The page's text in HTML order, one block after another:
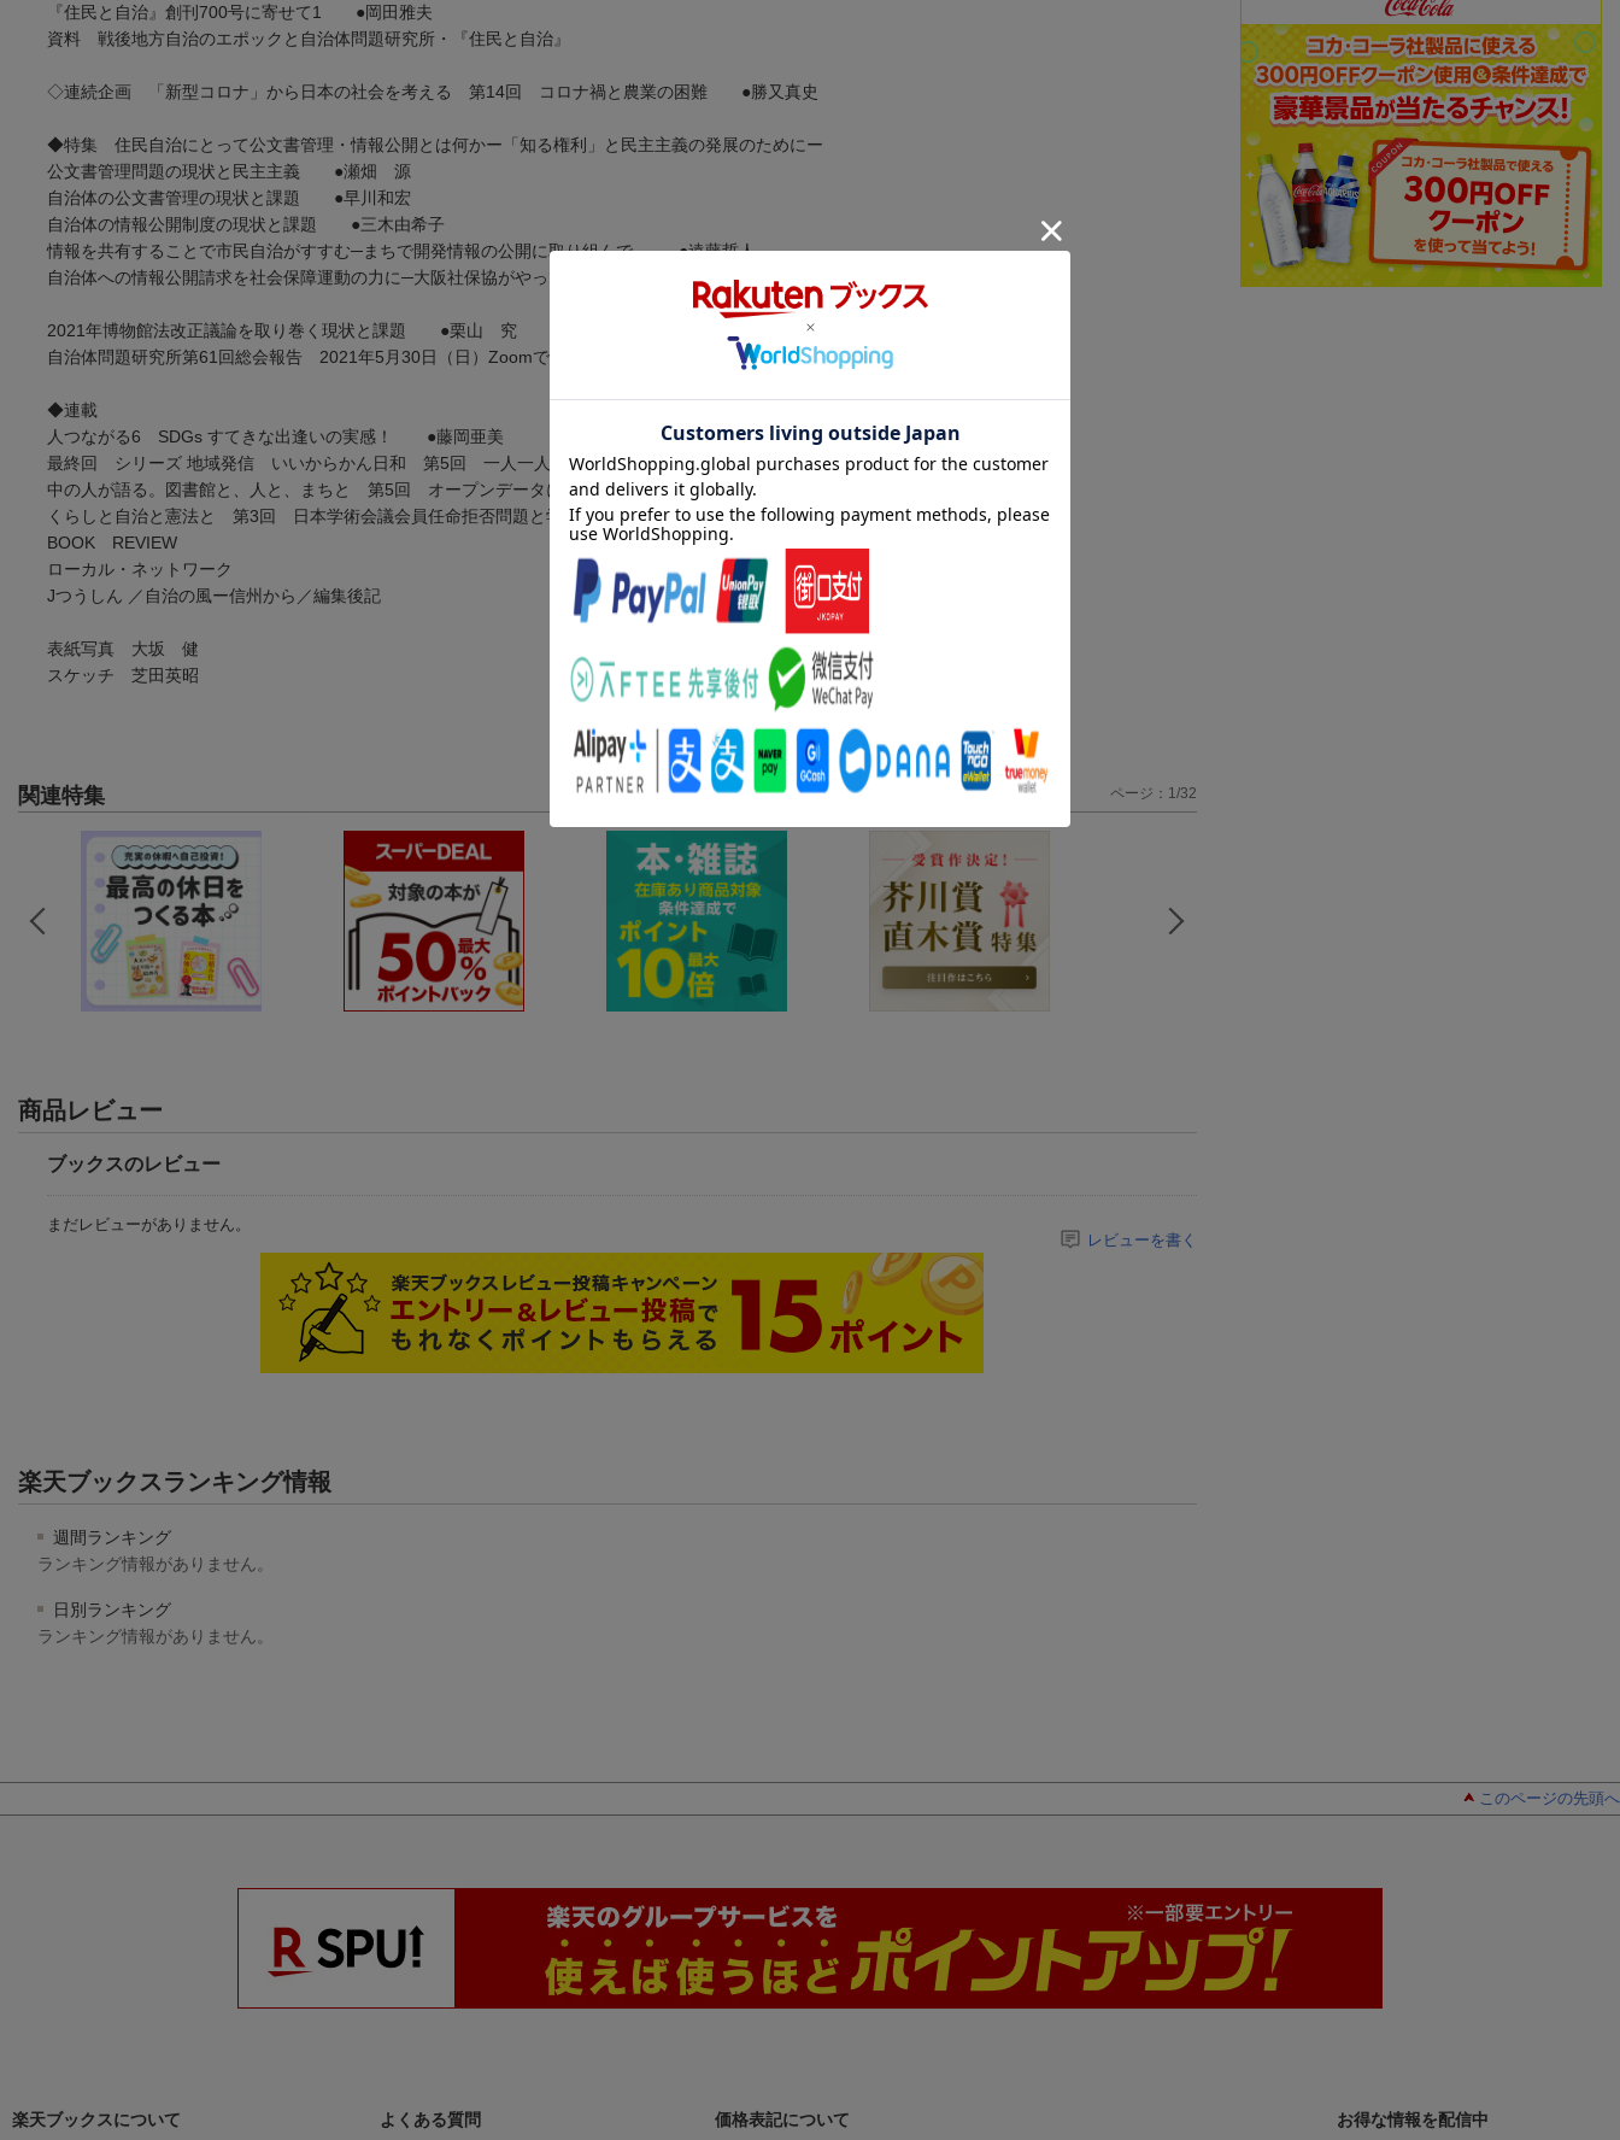
『住民と自治』創刊700号に寄せて1 ●岡田雅夫
資料 戦後地方自治のエポックと自治体問題研究所・『住民と自治』
◇連続企画 「新型コロナ」から日本の社会を考える 第14回 コロナ禍と農業の困難 ●勝又真史
◆特集 住民自治にとって公文書管理・情報公開とは何かー「知る権利」と民主主義の発展のためにー
公文書管理問題の現状と民主主義 ●瀬畑 源
自治体の公文書管理の現状と課題 ●早川和宏
自治体の情報公開制度の現状と課題 ●三木由希子
情報を共有することで市民自治がすすむ─まちで開発情報の公開に取り組んで─ ●遠藤哲人
自治体への情報公開請求を社会保障運動の力に─大阪社保協がやってきたこと─ ●寺内順子
2021年博物館法改正議論を取り巻く現状と課題 ●栗山 究
自治体問題研究所第61回総会報告 2021年5月30日（日）Zoomで開催
◆連載
人つながる6 SDGs すてきな出逢いの実感！ ●藤岡亜美
最終回 シリーズ 地域発信 いいからかん日和 第5回 一人一人の暮らしから ●セトヤマ ミチコ
中の人が語る。図書館と、人と、まちと 第5回 オープンデータについて ●相宗大督
くらしと自治と憲法と 第3回 日本学術会議会員任命拒否問題と学問の自由 ●小沢隆一
BOOK REVIEW
ローカル・ネットワーク
Jつうしん ／自治の風ー信州から／編集後記
表紙写真 大坂 健
スケッチ 芝田英昭
関連特集 ページ：1/32
商品レビュー
ブックスのレビュー
まだレビューがありません。
レビューを書く
楽天ブックスランキング情報
週間ランキング
ランキング情報がありません。
日別ランキング
ランキング情報がありません。
このページの先頭へ
楽天ブックスについて よくある質問 価格表記について お得な情報を配信中